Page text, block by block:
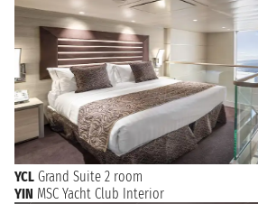
YCL Grand Suite 2 room
YIN MSC Yacht Club Interior